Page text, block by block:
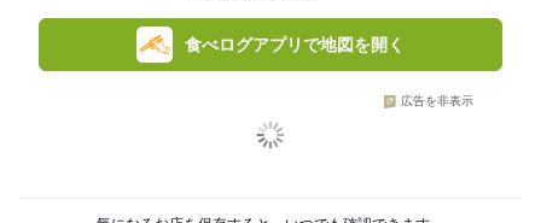
食べログアプリで地図を開く
広告を非表示